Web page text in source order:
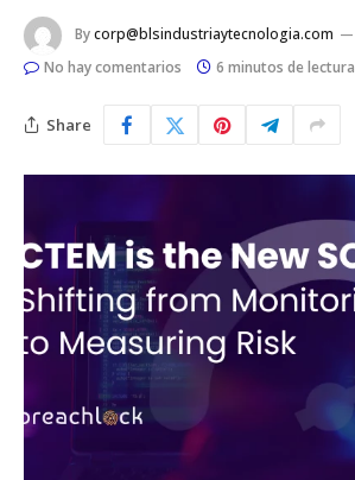
Bycorp@blsindustriaytecnologia.com
No hay comentarios
6 minutos de lectura
Share